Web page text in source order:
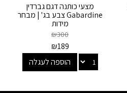
מצעי כותנה דגם גברדין
Gabardine צבע בג' | מבחר
מידות
₪300
₪189
הוספה לעגלה